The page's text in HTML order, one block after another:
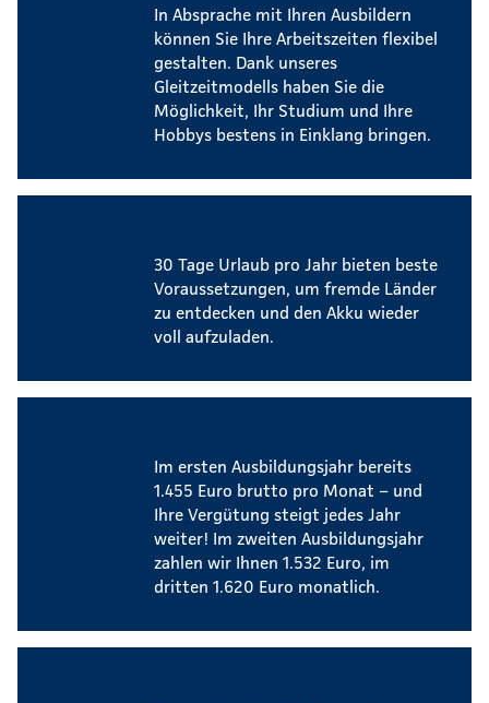
In Absprache mit Ihren Ausbildern
können Sie Ihre Arbeitszeiten flexibel
gestalten. Dank unseres
Gleitzeitmodells haben Sie die
Möglichkeit, Ihr Studium und Ihre
Hobbys bestens in Einklang bringen.
30 Tage Urlaub pro Jahr bieten beste
Voraussetzungen, um fremde Länder
zu entdecken und den Akku wieder
voll aufzuladen.
Im ersten Ausbildungsjahr bereits
1.455 Euro brutto pro Monat – und
Ihre Vergütung steigt jedes Jahr
weiter! Im zweiten Ausbildungsjahr
zahlen wir Ihnen 1.532 Euro, im
dritten 1.620 Euro monatlich.